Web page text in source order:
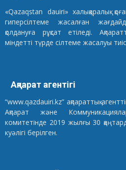
«Qazaqstan dauiri» халықаралық
гиперсілтеме жасалған
қолдануға рұқсат етіледі.
міндетті түрде сілтеме жасалуы
Ақпарат агентігі
“www.qazdauiri.kz” ақпараттық
Ақпарат және
комитетінде 2019 жылғы 30
куәлігі берілген.